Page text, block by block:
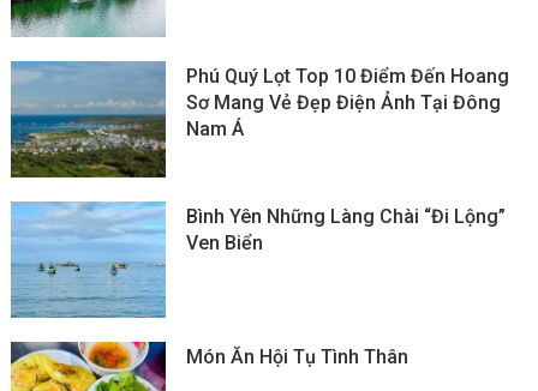
Phú Quý Lọt Top 10 Điểm Đến Hoang
Sơ Mang Vẻ Đẹp Điện Ảnh Tại Đông
Nam Á
Bình Yên Những Làng Chài “đi Lộng”
Ven Biển
Món Ăn Hội Tụ Tình Thân